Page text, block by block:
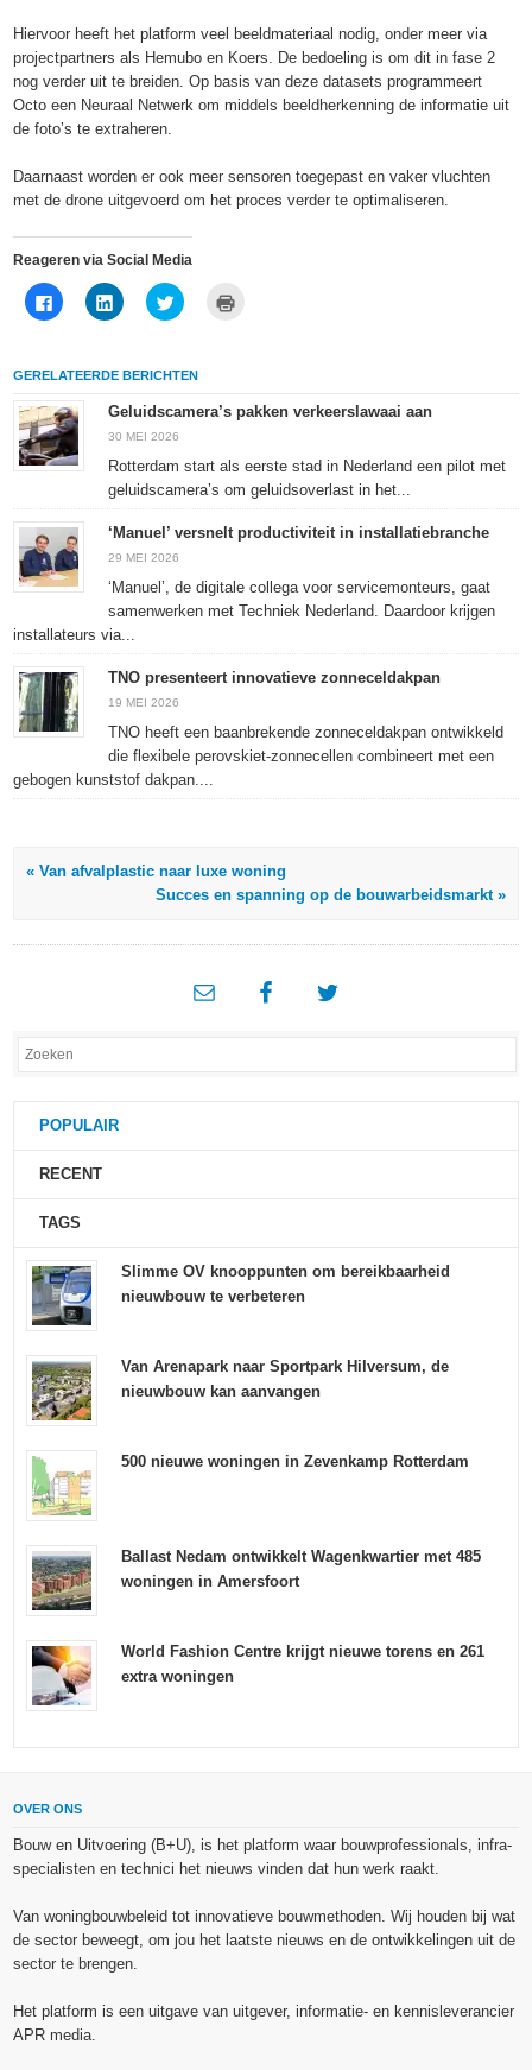
Hiervoor heeft het platform veel beeldmateriaal nodig, onder meer via
projectpartners als Hemubo en Koers. De bedoeling is om dit in fase 2
nog verder uit te breiden. Op basis van deze datasets programmeert
Octo een Neuraal Netwerk om middels beeldherkenning de informatie uit
de foto’s te extraheren.
Daarnaast worden er ook meer sensoren toegepast en vaker vluchten
met de drone uitgevoerd om het proces verder te optimaliseren.
Reageren via Social Media
Klik
om
Facebook
(Wordt
een
nieuw
venster
geopend)
Klik
om
delen
(Wordt
een
venster
Klik
om
Twitter
(Wordt
een
venster
nieuw
venster
GERELATEERDE BERICHTEN
Geluidscamera’s pakken verkeerslawaai aan
30 MEI 2026
Rotterdam start als eerste stad in Nederland een pilot met
geluidscamera’s om geluidsoverlast in het...
‘Manuel’ versnelt productiviteit in installatiebranche
29 MEI 2026
‘Manuel’, de digitale collega voor servicemonteurs, gaat
samenwerken met Techniek Nederland. Daardoor krijgen
installateurs via...
TNO presenteert innovatieve zonneceldakpan
19 MEI 2026
TNO heeft een baanbrekende zonneceldakpan ontwikkeld
die flexibele perovskiet-zonnecellen combineert met een
gebogen kunststof dakpan....
« Van afvalplastic naar luxe woning
Succes en spanning op de bouwarbeidsmarkt »
POPULAIR
RECENT
TAGS
Slimme OV knooppunten om bereikbaarheid
nieuwbouw te verbeteren
Van Arenapark naar Sportpark Hilversum, de
nieuwbouw kan aanvangen
500 nieuwe woningen in Zevenkamp Rotterdam
Ballast Nedam ontwikkelt Wagenkwartier met 485
woningen in Amersfoort
World Fashion Centre krijgt nieuwe torens en 261
extra woningen
OVER ONS
Bouw en Uitvoering (B+U), is het platform waar bouwprofessionals, infra-
specialisten en technici het nieuws vinden dat hun werk raakt.
Van woningbouwbeleid tot innovatieve bouwmethoden. Wij houden bij wat
de sector beweegt, om jou het laatste nieuws en de ontwikkelingen uit de
sector te brengen.
Het platform is een uitgave van uitgever, informatie- en kennisleverancier
APR media.